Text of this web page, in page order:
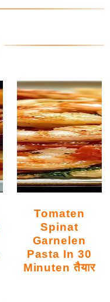
Tomaten
Spinat
Garnelen
Pasta In 30
Minuten तैयार